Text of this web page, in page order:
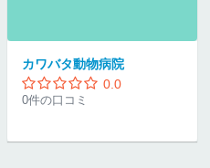
カワバタ動物病院
0.0
0件の口コミ